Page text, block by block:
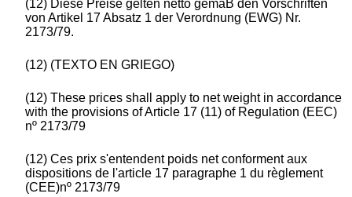
(12) Diese Preise gelten netto gemaB den Vorschriften
von Artikel 17 Absatz 1 der Verordnung (EWG) Nr.
2173/79.
(12) (TEXTO EN GRIEGO)
(12) These prices shall apply to net weight in accordance
with the provisions of Article 17 (11) of Regulation (EEC)
nº 2173/79
(12) Ces prix s'entendent poids net conforment aux
dispositions de l'article 17 paragraphe 1 du règlement
(CEE)nº 2173/79